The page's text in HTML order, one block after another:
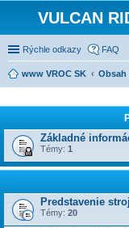
VULCAN
Rýchle odkazy FAQ
www VROC SK Obsah
Základné
Témy: 1
Predstavenie
Témy: 20